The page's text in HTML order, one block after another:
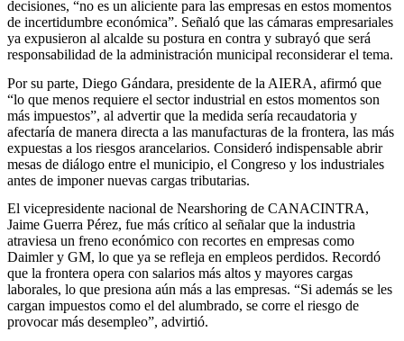
decisiones, “no es un aliciente para las empresas en estos momentos
de incertidumbre económica”. Señaló que las cámaras empresariales
ya expusieron al alcalde su postura en contra y subrayó que será
responsabilidad de la administración municipal reconsiderar el tema.
Por su parte, Diego Gándara, presidente de la AIERA, afirmó que
“lo que menos requiere el sector industrial en estos momentos son
más impuestos”, al advertir que la medida sería recaudatoria y
afectaría de manera directa a las manufacturas de la frontera, las más
expuestas a los riesgos arancelarios. Consideró indispensable abrir
mesas de diálogo entre el municipio, el Congreso y los industriales
antes de imponer nuevas cargas tributarias.
El vicepresidente nacional de Nearshoring de CANACINTRA,
Jaime Guerra Pérez, fue más crítico al señalar que la industria
atraviesa un freno económico con recortes en empresas como
Daimler y GM, lo que ya se refleja en empleos perdidos. Recordó
que la frontera opera con salarios más altos y mayores cargas
laborales, lo que presiona aún más a las empresas. “Si además se les
cargan impuestos como el del alumbrado, se corre el riesgo de
provocar más desempleo”, advirtió.